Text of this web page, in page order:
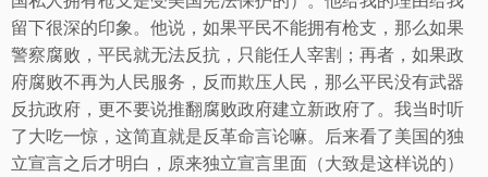
留下很深的印象。他说，如果平民不能拥有枪支，那么如果
警察腐败，平民就无法反抗，只能任人宰割；再者，如果政
府腐败不再为人民服务，反而欺压人民，那么平民没有武器
反抗政府，更不要说推翻腐败政府建立新政府了。我当时听
了大吃一惊，这简直就是反革命言论嘛。后来看了美国的独
立宣言之后才明白，原来独立宣言里面（大致是这样说的）